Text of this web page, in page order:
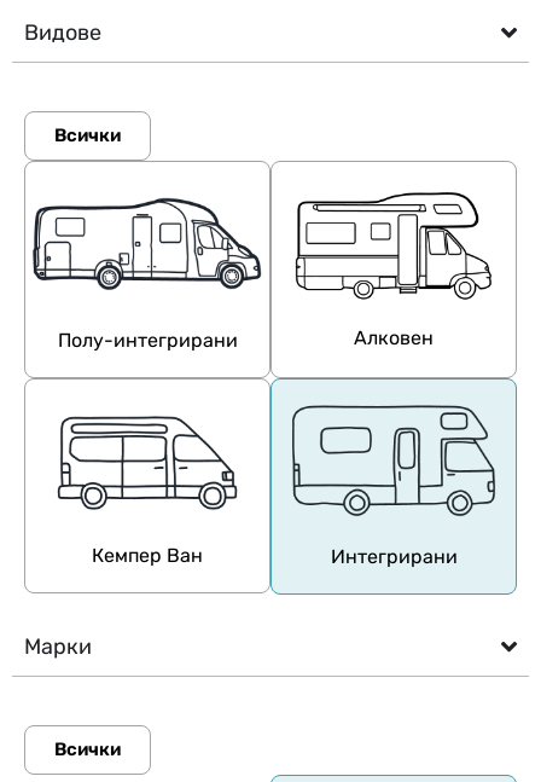
Видове
Всички
Полу-интегрирани Алковен
Кемпер Ван Интегрирани
Марки
Всички